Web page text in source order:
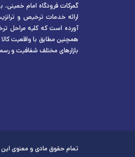
گمرکات فرودگاه امام
ارائه خدمات ترخیص و
آورده است که کلیه مراحل
همچنین مطابق با واقعیت
بازارهای مختلف شفافیت و
تمام حقوق مادی و معنوی